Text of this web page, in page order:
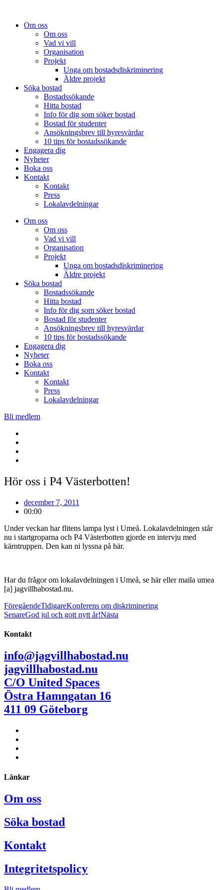
Om oss
Om oss
Vad vi vill
Organisation
Projekt
Unga om bostadsdiskriminering
Äldre projekt
Söka bostad
Bostadssökande
Hitta bostad
Info för dig som söker bostad
Bostad för studenter
Ansökningsbrev till hyresvärdar
10 tips för bostadssökande
Engagera dig
Nyheter
Boka oss
Kontakt
Kontakt
Press
Lokalavdelningar
Om oss
Om oss
Vad vi vill
Organisation
Projekt
Unga om bostadsdiskriminering
Äldre projekt
Söka bostad
Bostadssökande
Hitta bostad
Info för dig som söker bostad
Bostad för studenter
Ansökningsbrev till hyresvärdar
10 tips för bostadssökande
Engagera dig
Nyheter
Boka oss
Kontakt
Kontakt
Press
Lokalavdelningar
Bli medlem
Hör oss i P4 Västerbotten!
december 7, 2011
00:00
Under veckan har flitens lampa lyst i Umeå. Lokalavdelningen står
nu i startgroparna och P4 Västerbotten gjorde en intervju med
kärntruppen. Den kan ni lyssna på här.
Har du frågor om lokalavdelningen i Umeå, se häreller maila umea
[a] jagvillhabostad.nu.
FöregåendeTidigareKonferens om diskriminering
SenareGod jul och gott nytt år!Nästa
Kontakt
info@jagvillhabostad.nu
jagvillhabostad.nu
C/O United Spaces
Östra Hamngatan 16
411 09 Göteborg
Länkar
Om oss
Söka bostad
Kontakt
Integritetspolicy